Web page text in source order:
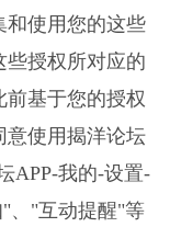
和使用您的这些
些授权所对应的
基于您的授权
意使用揭洋论坛
APP-我的-设置-
、"互动提醒"等